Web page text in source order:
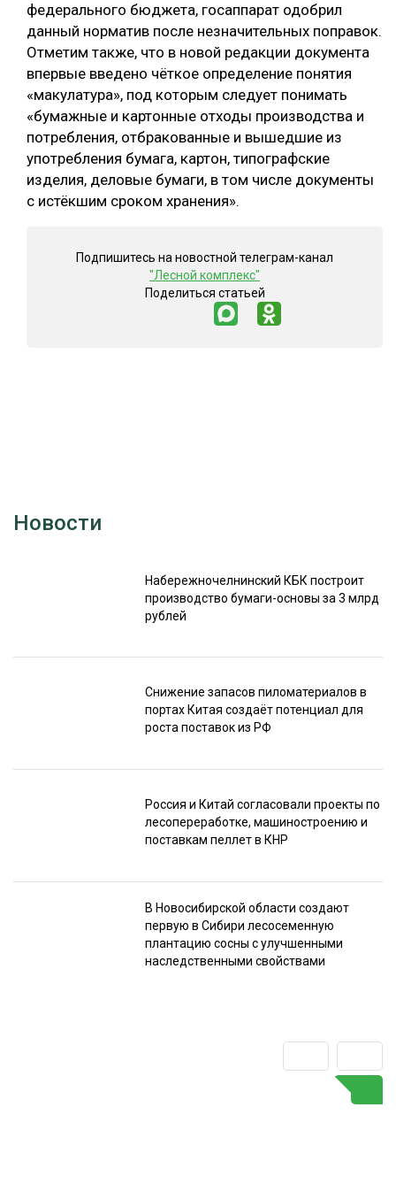
ЛЕСОПИЛЕНИЕ
ДЕРЕВЯННОЕ ДОМОСТРОЕНИЕ
БЕЗОПАСНОЕ ПРОИЗВОДСТВО
СОРТИРОВКА ДРЕВЕСИНЫ
СУШКА ДРЕВЕСИНЫ
МЕБЕЛЬНОЕ ПРОИЗВОДСТВО
федерального бюджета, госаппарат одобрил
данный норматив после незначительных поправок.
Отметим также, что в новой редакции документа
впервые введено чёткое определение понятия
«макулатура», под которым следует понимать
«бумажные и картонные отходы производства и
потребления, отбракованные и вышедшие из
употребления бумага, картон, типографские
изделия, деловые бумаги, в том числе документы
с истёкшим сроком хранения».
Подпишитесь на новостной телеграм-канал
"Лесной комплекс"
Поделиться статьей
Новости
Набережночелнинский КБК построит
производство бумаги-основы за 3 млрд
рублей
Снижение запасов пиломатериалов в
портах Китая создаёт потенциал для
роста поставок из РФ
Россия и Китай согласовали проекты по
лесопереработке, машиностроению и
поставкам пеллет в КНР
В Новосибирской области создают
первую в Сибири лесосеменную
плантацию сосны с улучшенными
наследственными свойствами